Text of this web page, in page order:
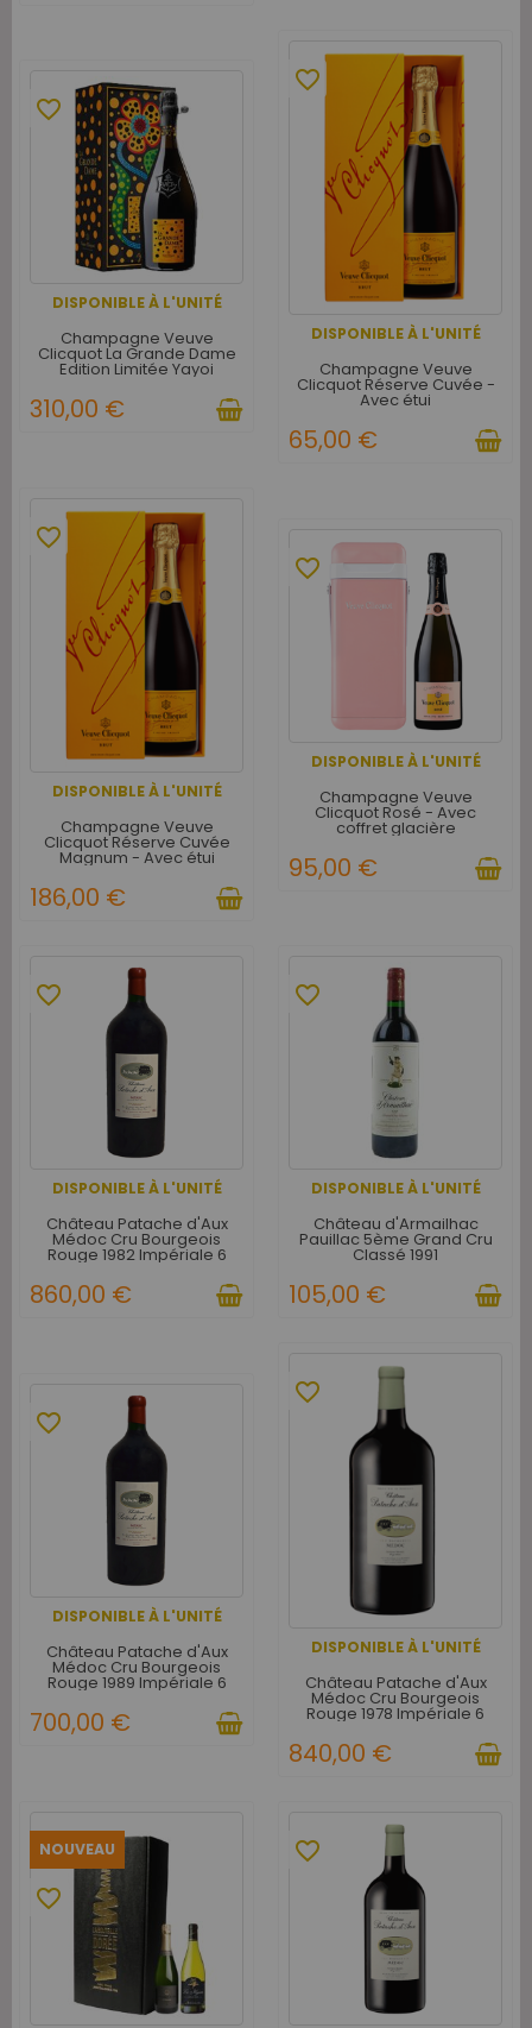
DISPONIBLE À L'UNITÉ
favorite_border
Champagne Veuve
Clicquot La Grande Dame
Edition Limitée Yayoi
310,00 €
DISPONIBLE À L'UNITÉ
favorite_border
Champagne Veuve
Clicquot Réserve Cuvée -
Avec étui
65,00 €
DISPONIBLE À L'UNITÉ
favorite_border
Champagne Veuve
Clicquot Réserve Cuvée
Magnum - Avec étui
186,00 €
DISPONIBLE À L'UNITÉ
favorite_border
Champagne Veuve
Clicquot Rosé - Avec
coffret glacière
95,00 €
DISPONIBLE À L'UNITÉ
favorite_border
Château Patache d'Aux
Médoc Cru Bourgeois
Rouge 1982 Impériale 6
d'1 Impériale
860,00 €
DISPONIBLE À L'UNITÉ
favorite_border
Château d'Armailhac
Pauillac 5ème Grand Cru
Classé 1991
105,00 €
DISPONIBLE À L'UNITÉ
favorite_border
Château Patache d'Aux
Médoc Cru Bourgeois
Rouge 1989 Impériale 6
litres - Caisse Bois d'origine
d'1 Impériale
700,00 €
DISPONIBLE À L'UNITÉ
favorite_border
Château Patache d'Aux
Médoc Cru Bourgeois
Rouge 1978 Impériale 6
litres - Caisse Bois d'origine
d'1 Impériale
840,00 €
NOUVEAU
favorite_border
favorite_border